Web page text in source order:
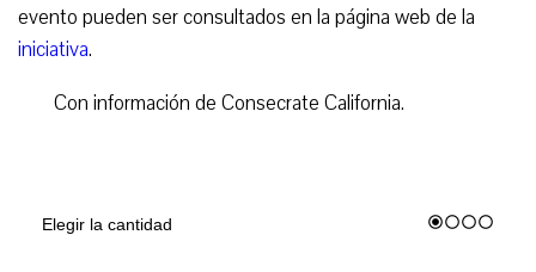
evento pueden ser consultados en la página web de la
iniciativa.
Con información de Consecrate California.